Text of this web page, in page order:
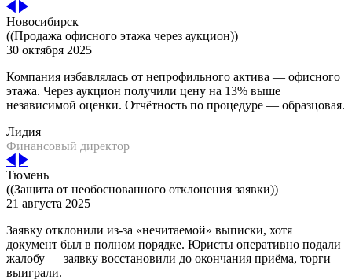
Новосибирск
((Продажа офисного этажа через аукцион))
30 октября 2025
Компания избавлялась от непрофильного актива — офисного
этажа. Через аукцион получили цену на 13% выше
независимой оценки. Отчётность по процедуре — образцовая.
Лидия
Финансовый директор
Тюмень
((Защита от необоснованного отклонения заявки))
21 августа 2025
Заявку отклонили из-за «нечитаемой» выписки, хотя
документ был в полном порядке. Юристы оперативно подали
жалобу — заявку восстановили до окончания приёма, торги
выиграли.